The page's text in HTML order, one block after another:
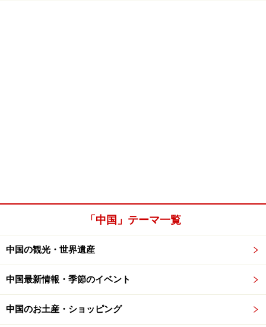
「中国」テーマ一覧
中国の観光・世界遺産
中国最新情報・季節のイベント
中国のお土産・ショッピング